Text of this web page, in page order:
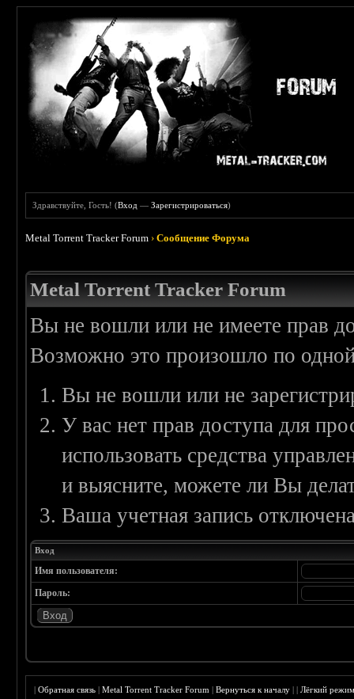
Здравствуйте, Гость! (Вход —Зарегистрироваться)
Metal Torrent Tracker Forum ›Сообщение Форума
Metal Torrent Tracker Forum
Вы не вошли или не имеете прав
Возможно это произошло по
Вы не вошли или не
У вас нет прав доступа для
использовать средства
и выясните, можете ли Вы
Ваша учетная запись
Вход
Имя пользователя:
Пароль:
|Обратная связь |Metal Torrent Tracker Forum |Вернуться к началу ||Лёгкий